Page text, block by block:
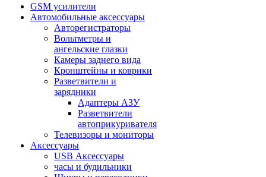
GSM усилители
Автомобильные аксессуары
Авторегистраторы
Вольтметры и
ангельские глазки
Камеры заднего вида
Кронштейны и коврики
Разветвители и
зарядники
Адаптеры АЗУ
Разветвители
автоприкуривателя
Телевизоры и мониторы
Аксессуары
USB Аксессуары
часы и будильники